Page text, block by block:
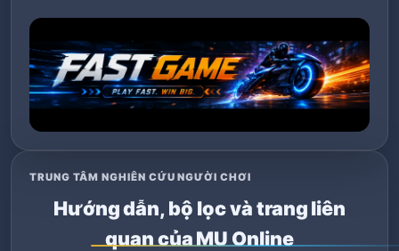
TRUNG TÂM NGHIÊN CỨU NGƯỜI CHƠI
Hướng dẫn, bộ lọc và trang liên
quan của MU Online